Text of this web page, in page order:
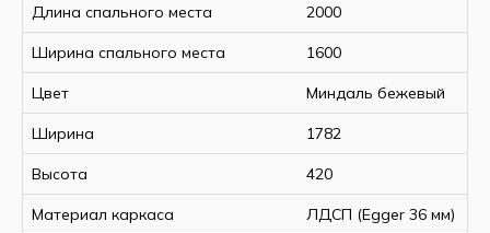
состоянии
Размер спального места,
ДхШ
2000х1600 мм
Основание спального
места
ламели
Количество спальных мест
2
Материал каркаса
ЛДСП (Egger 36
Длина спального места 2000
Ширина спального места 1600
Цвет Миндаль бежевый
Ширина 1782
Высота 420
Материал каркаса ЛДСП (Egger 36 мм)